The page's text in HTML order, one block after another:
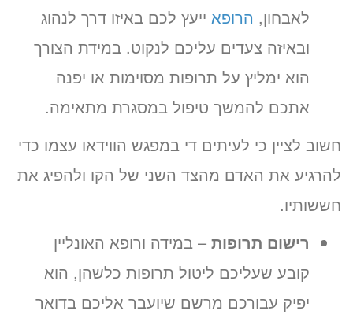
לאבחון, הרופא ייעץ לכם באיזו דרך לנהוג
ובאיזה צעדים עליכם לנקוט. במידת הצורך
הוא ימליץ על תרופות מסוימות או יפנה
אתכם להמשך טיפול במסגרת מתאימה.
חשוב לציין כי לעיתים די במפגש הווידאו עצמו כדי
להרגיע את האדם מהצד השני של הקו ולהפיג את
חששותיו.
רישום תרופות – במידה ורופא האונליין
קובע שעליכם ליטול תרופות כלשהן, הוא
יפיק עבורכם מרשם שיועבר אליכם בדואר